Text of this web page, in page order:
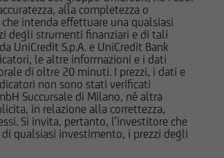
alla completezza o
intenda effettuare una qualsiasi
degli strumenti finanziari e di tali
UniCredit S.p.A. e UniCredit Bank
le altre informazioni e i dati
di oltre 20 minuti. I prezzi, i dati e
non sono stati verificati
Succursale di Milano, né altra
in relazione alla correttezza,
Si invita, pertanto, l’investitore che
qualsiasi investimento, i prezzi degli
di